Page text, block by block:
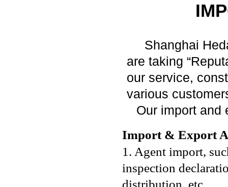
Shanghai
are taking “
our service,
various
Our import and
Import & Export
1. Agent import,
inspection
distribution, etc.